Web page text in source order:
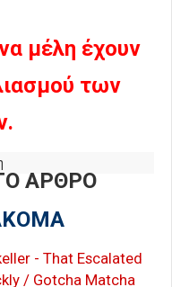
μέλη έχουν
των
ΑΡΘΡΟ
- That Escalated
/ Gotcha Matcha